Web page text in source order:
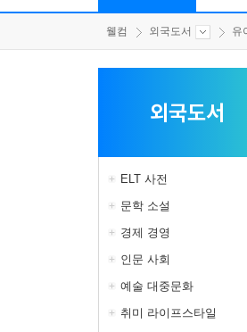
웰컴 외국도서 유
외국도서
ELT 사전
문학 소설
경제 경영
인문 사회
예술 대중문화
취미 라이프스타일